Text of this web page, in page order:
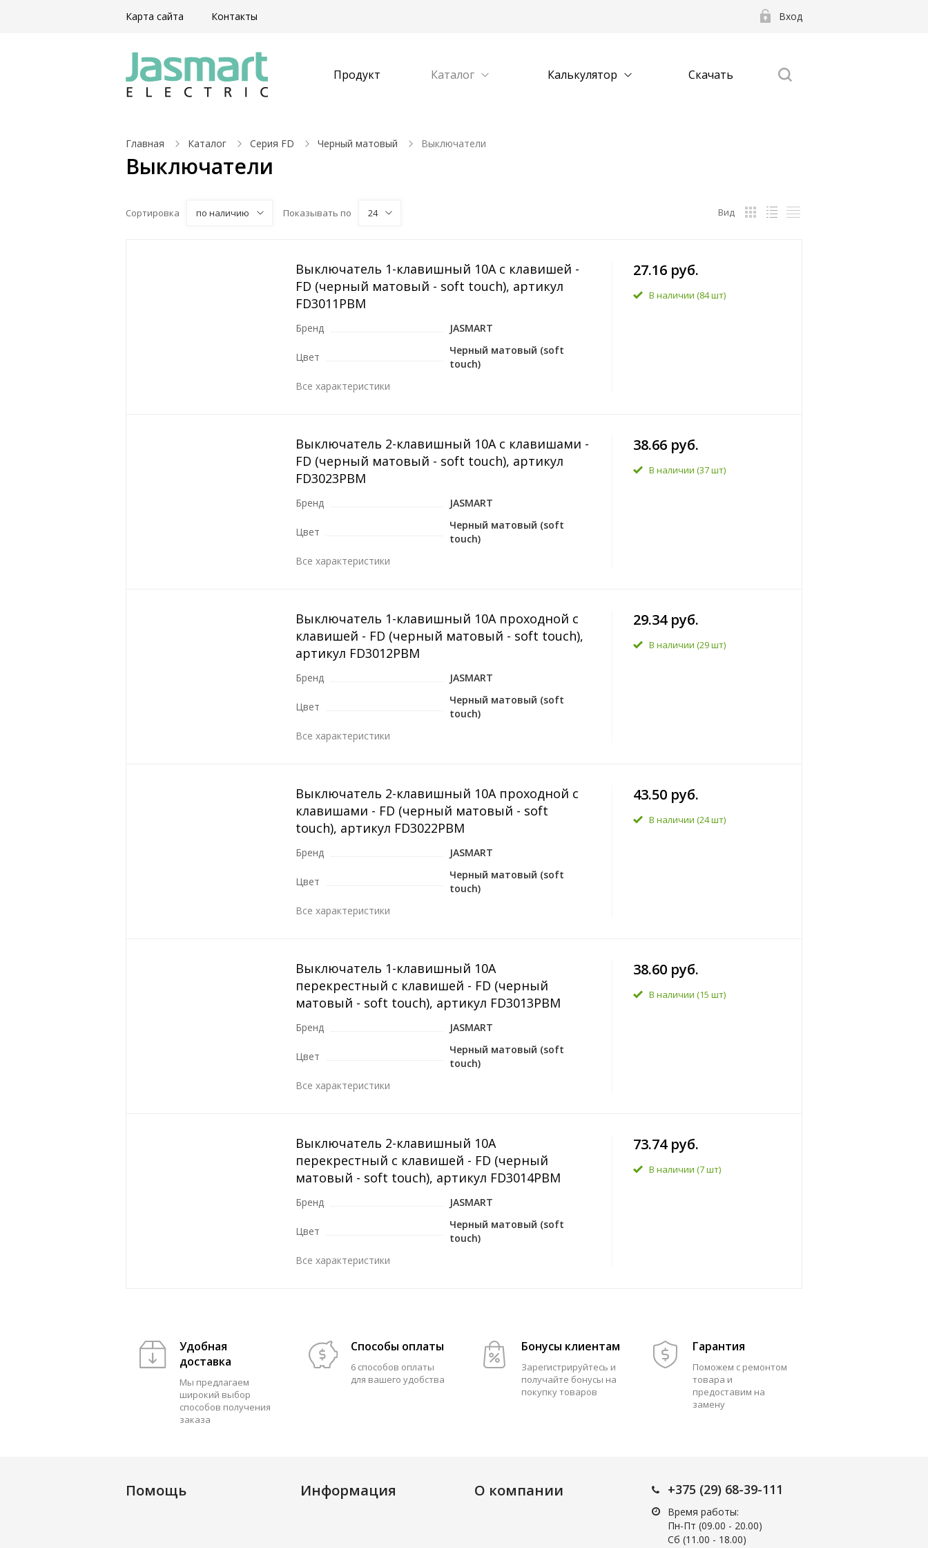
Карта сайта Контакты Вход
Продукт Каталог Калькулятор Скачать
Главная Каталог Серия FD Черный матовый Выключатели
Выключатели
Сортировка по наличию Показывать по 24 Вид
Выключатель 1-клавишный 10A с клавишей -
FD (черный матовый - soft touch), артикул
FD3011PBM
Бренд JASMART
Цвет
Черный матовый (soft
touch)
Все характеристики
27.16 руб.
В наличии (84 шт)
Выключатель 2-клавишный 10A с клавишами -
FD (черный матовый - soft touch), артикул
FD3023PBM
Бренд JASMART
Цвет
Черный матовый (soft
touch)
Все характеристики
38.66 руб.
В наличии (37 шт)
Выключатель 1-клавишный 10A проходной с
клавишей - FD (черный матовый - soft touch),
артикул FD3012PBM
Бренд JASMART
Цвет
Черный матовый (soft
touch)
Все характеристики
29.34 руб.
В наличии (29 шт)
Выключатель 2-клавишный 10A проходной с
клавишами - FD (черный матовый - soft
touch), артикул FD3022PBM
Бренд JASMART
Цвет
Черный матовый (soft
touch)
Все характеристики
43.50 руб.
В наличии (24 шт)
Выключатель 1-клавишный 10A
перекрестный с клавишей - FD (черный
матовый - soft touch), артикул FD3013PBM
Бренд JASMART
Цвет
Черный матовый (soft
touch)
Все характеристики
38.60 руб.
В наличии (15 шт)
Выключатель 2-клавишный 10A
перекрестный с клавишей - FD (черный
матовый - soft touch), артикул FD3014PBM
Бренд JASMART
Цвет
Черный матовый (soft
touch)
Все характеристики
73.74 руб.
В наличии (7 шт)
Удобная
доставка
Мы предлагаем
широкий выбор
способов получения
заказа
Способы оплаты
6 способов оплаты
для вашего удобства
Бонусы клиентам
Зарегистрируйтесь и
получайте бонусы на
покупку товаров
Гарантия
Поможем с ремонтом
товара и
предоставим на
замену
Помощь Информация О компании +375 (29) 68-39-111
Время работы:
Пн-Пт (09.00 - 20.00)
Сб (11.00 - 18.00)